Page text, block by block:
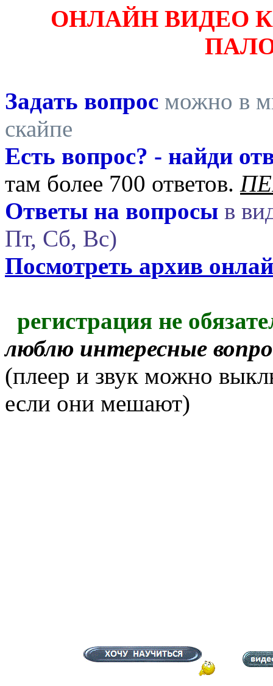
ОНЛАЙН ВИДЕО
Задать вопрос можно в
скайпе
Есть вопрос? - найди
там более 700 ответов.
Ответы на вопросы в
Пт, Сб, Вс)
Посмотреть архив
регистрация не
люблю интересные
(плеер и звук можно
если они мешают)